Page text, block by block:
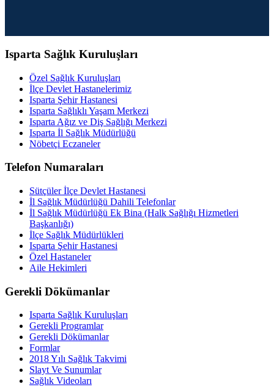
Isparta Sağlık Kuruluşları
Özel Sağlık Kuruluşları
İlçe Devlet Hastanelerimiz
Isparta Şehir Hastanesi
Isparta Sağlıklı Yaşam Merkezi
Isparta Ağız ve Diş Sağlığı Merkezi
Isparta İl Sağlık Müdürlüğü
Nöbetçi Eczaneler
Telefon Numaraları
Sütçüler İlçe Devlet Hastanesi
İl Sağlık Müdürlüğü Dahili Telefonlar
İl Sağlık Müdürlüğü Ek Bina (Halk Sağlığı Hizmetleri
Başkanlığı)
İlçe Sağlık Müdürlükleri
Isparta Şehir Hastanesi
Özel Hastaneler
Aile Hekimleri
Gerekli Dökümanlar
Isparta Sağlık Kuruluşları
Gerekli Programlar
Gerekli Dökümanlar
Formlar
2018 Yılı Sağlık Takvimi
Slayt Ve Sunumlar
Sağlık Videoları